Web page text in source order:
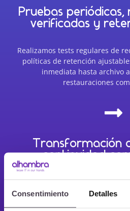
Consentimiento Detalles
Pruebas
verificadas y
Realizamos tests regulares de
políticas de retención
inmediata hasta archivo
restauraciones

Transformación
continuidad
DRaaS no solo es una